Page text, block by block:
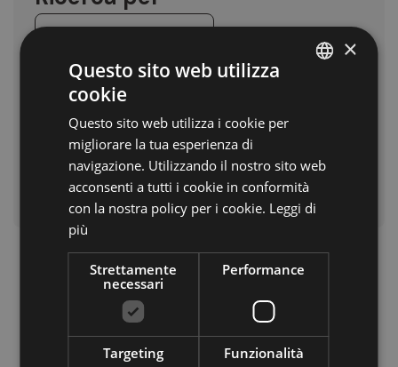
ENGLISH
×
Questo sito web utilizza
cookie
Questo sito web utilizza i cookie per
migliorare la tua esperienza di
navigazione. Utilizzando il nostro sito web
acconsenti a tutti i cookie in conformità
con la nostra policy per i cookie. Leggi di
più
Strettamente
necessari
Performance
Targeting Funzionalità